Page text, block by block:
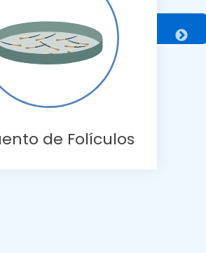
de Folículos